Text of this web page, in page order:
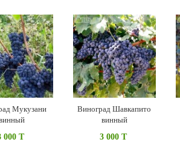
Мукузани
000 T
Виноград Шавкапито
винный
3 000 T